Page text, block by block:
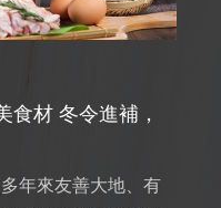
食材 冬令進補，
年來友善大地、有